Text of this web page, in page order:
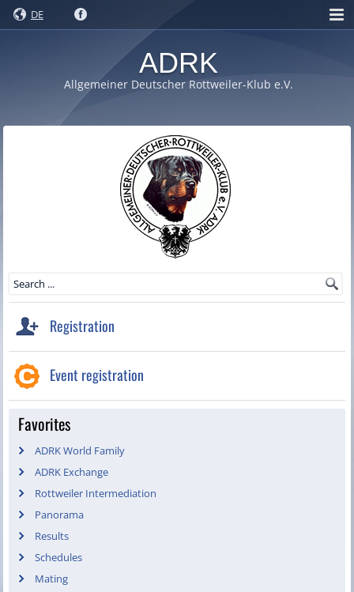
DE
ADRK
Allgemeiner Deutscher Rottweiler-Klub e.V.
Registration
Event registration
Favorites
ADRK World Family
ADRK Exchange
Rottweiler Intermediation
Panorama
Results
Schedules
Mating